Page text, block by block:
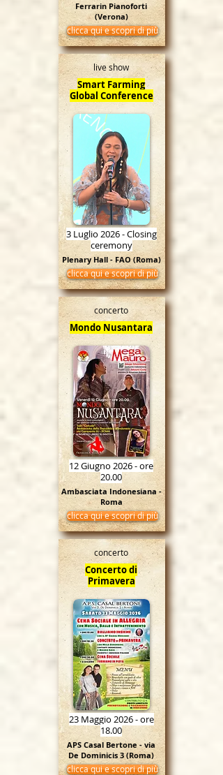
Ferrarin Pianoforti
(Verona)
clicca qui e scopri di più
live show
Smart Farming
Global Conference
3 Luglio 2026 - Closing
ceremony
Plenary Hall - FAO (Roma)
clicca qui e scopri di più
concerto
Mondo Nusantara
12 Giugno 2026 - ore
20.00
Ambasciata Indonesiana -
Roma
clicca qui e scopri di più
concerto
Concerto di
Primavera
23 Maggio 2026 - ore
18.00
APS Casal Bertone - via
De Dominicis 3 (Roma)
clicca qui e scopri di più